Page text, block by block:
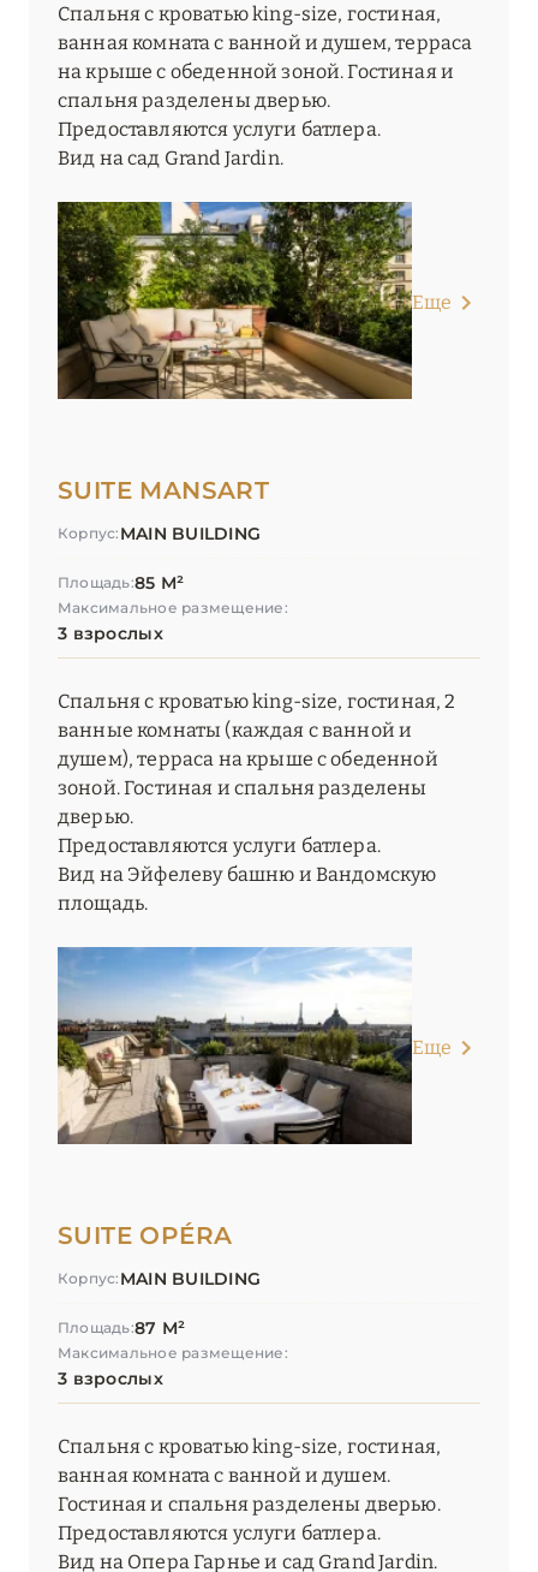
Спальня с кроватью king-size, гостиная,
ванная комната с ванной и душем, терраса
на крыше с обеденной зоной. Гостиная и
спальня разделены дверью.
Предоставляются услуги батлера.
Вид на сад Grand Jardin.
Еще
SUITE MANSART
Корпус: MAIN BUILDING
Площадь:85 М²
Максимальное размещение:
3 взрослых
Спальня с кроватью king-size, гостиная, 2
ванные комнаты (каждая с ванной и
душем), терраса на крыше с обеденной
зоной. Гостиная и спальня разделены
дверью.
Предоставляются услуги батлера.
Вид на Эйфелеву башню и Вандомскую
площадь.
Еще
SUITE OPÉRA
Корпус: MAIN BUILDING
Площадь:87 М²
Максимальное размещение:
3 взрослых
Спальня с кроватью king-size, гостиная,
ванная комната с ванной и душем.
Гостиная и спальня разделены дверью.
Предоставляются услуги батлера.
Вид на Опера Гарнье и сад Grand Jardin.